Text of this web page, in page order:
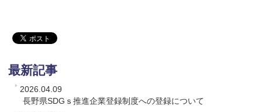
最新記事
2026.04.09
長野県SDGｓ推進企業登録制度への登録について